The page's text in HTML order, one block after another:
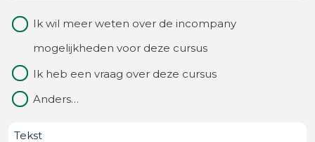
van?
(Vereist)
Waarom
contact
Ik wil meer weten over de incompany
mogelijkheden voor deze cursus
Ik heb een vraag over deze cursus
Anders…
Bericht